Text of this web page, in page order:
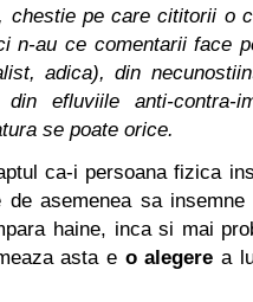
chestie pe care cititorii o
n-au ce comentarii face
adica), din
efluviile anti-contra-
se poate orice.
ca-i persoana fizica
asemenea sa
haine, inca si mai
asta e o alegere a